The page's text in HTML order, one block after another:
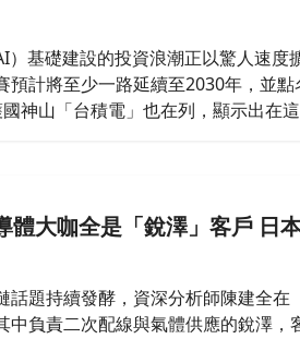
基礎建設的投資浪潮正以驚人速度
計將至少一路延續至2030年，並點
神山「台積電」也在列，顯示出在
大咖全是「銳澤」客戶 日
題持續發酵，資深分析師陳建全在
負責二次配線與氣體供應的銳澤，